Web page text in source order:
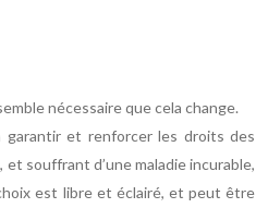
nécessaire que cela change.
garantir et renforcer les droits des
souffrant d’une maladie incurable,
est libre et éclairé, et peut être